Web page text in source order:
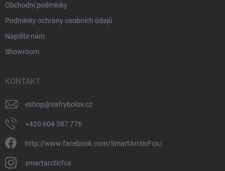
Obchodní podmínky
Podmínky ochrany osobních údajů
Napište nám
Showroom
KONTAKT
eshop@safrybolov.cz
+420 604 387 776
http://www.facebook.com/SmartArcticFox/
smartarcticfox